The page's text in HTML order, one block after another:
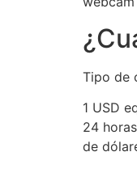
Tipo de
1 USD
24
de